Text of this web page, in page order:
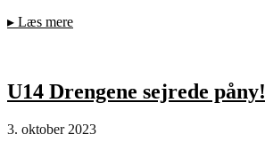
▸ Læs mere
U14 Drengene sejrede påny!
3. oktober 2023